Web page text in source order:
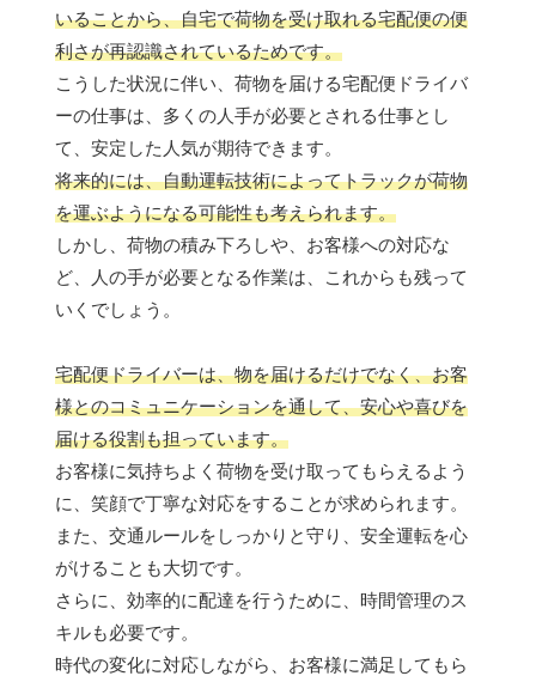
いることから、自宅で荷物を受け取れる宅配便の便
利さが再認識されているためです。
こうした状況に伴い、荷物を届ける宅配便ドライバ
ーの仕事は、多くの人手が必要とされる仕事とし
て、安定した人気が期待できます。
将来的には、自動運転技術によってトラックが荷物
を運ぶようになる可能性も考えられます。
しかし、荷物の積み下ろしや、お客様への対応な
ど、人の手が必要となる作業は、これからも残って
いくでしょう。
宅配便ドライバーは、物を届けるだけでなく、お客
様とのコミュニケーションを通して、安心や喜びを
届ける役割も担っています。
お客様に気持ちよく荷物を受け取ってもらえるよう
に、笑顔で丁寧な対応をすることが求められます。
また、交通ルールをしっかりと守り、安全運転を心
がけることも大切です。
さらに、効率的に配達を行うために、時間管理のス
キルも必要です。
時代の変化に対応しながら、お客様に満足してもら